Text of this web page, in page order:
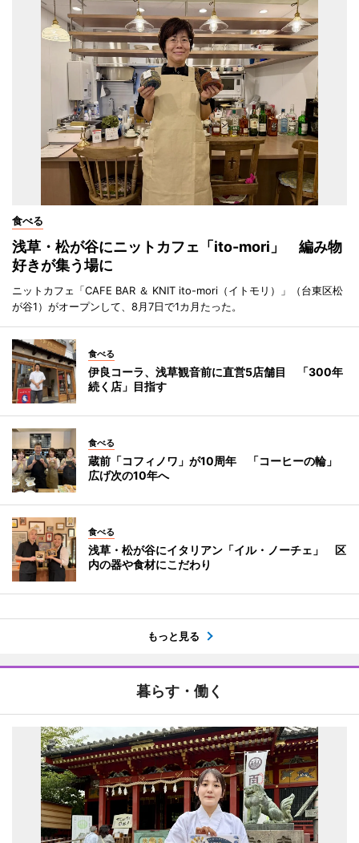
食べる
浅草・松が谷にニットカフェ「ito-mori」 編み物
好きが集う場に
ニットカフェ「CAFE BAR ＆ KNIT ito-mori（イトモリ）」（台東区松
が谷1）がオープンして、8月7日で1カ月たった。
食べる
伊良コーラ、浅草観音前に直営5店舗目 「300年
続く店」目指す
食べる
蔵前「コフィノワ」が10周年 「コーヒーの輪」
広げ次の10年へ
食べる
浅草・松が谷にイタリアン「イル・ノーチェ」 区
内の器や食材にこだわり
もっと見る
暮らす・働く